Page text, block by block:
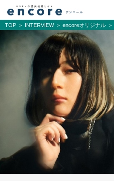
TOP INTERVIEW encoreオリジナル